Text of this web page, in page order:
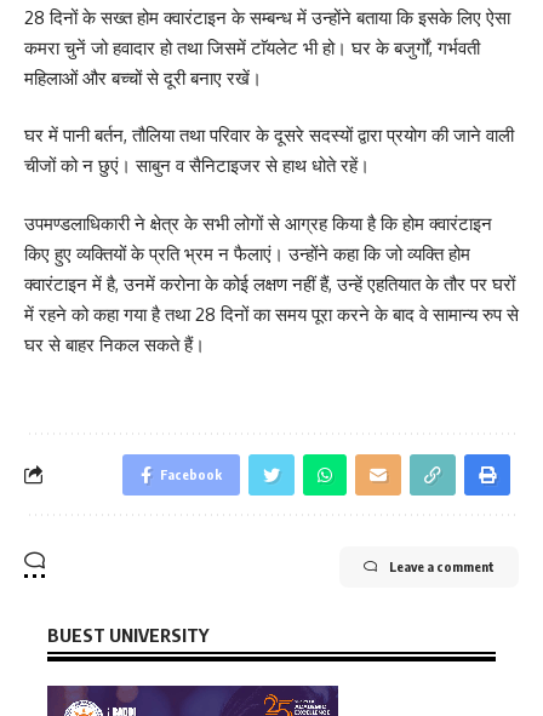
28 दिनों के सख्त होम क्वारंटाइन के सम्बन्ध में उन्होंने बताया कि इसके लिए ऐसा
कमरा चुनें जो हवादार हो तथा जिसमें टाॅयलेट भी हो। घर के बजुर्गों, गर्भवती
महिलाओं और बच्चों से दूरी बनाए रखें।
घर में पानी बर्तन, तौलिया तथा परिवार के दूसरे सदस्यों द्वारा प्रयोग की जाने वाली
चीजों को न छुएं। साबुन व सैनिटाइजर से हाथ धोते रहें।
उपमण्डलाधिकारी ने क्षेत्र के सभी लोगों से आग्रह किया है कि होम क्वारंटाइन
किए हुए व्यक्तियों के प्रति भ्रम न फैलाएं। उन्होंने कहा कि जो व्यक्ति होम
क्वारंटाइन में है, उनमें करोना के कोई लक्षण नहीं हैं, उन्हें एहतियात के तौर पर घरों
में रहने को कहा गया है तथा 28 दिनों का समय पूरा करने के बाद वे सामान्य रुप से
घर से बाहर निकल सकते हैं।
Facebook
Leave a comment
BUEST UNIVERSITY